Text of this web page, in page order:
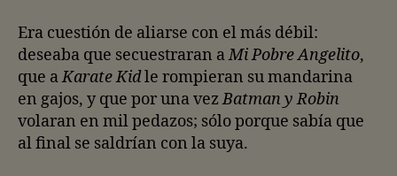
Era cuestión de aliarse con el más débil:
deseaba que secuestraran aMi Pobre Angelito,
que aKarate Kidle rompieran su mandarina
en gajos, y que por una vezBatman y Robin
volaran en mil pedazos; sólo porque sabía que
al final se saldrían con la suya.